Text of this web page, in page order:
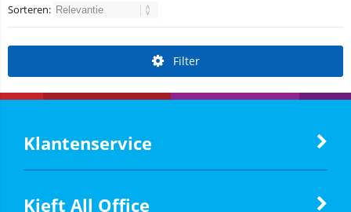
Sorteren:
Filter
Klantenservice
Kieft All Office